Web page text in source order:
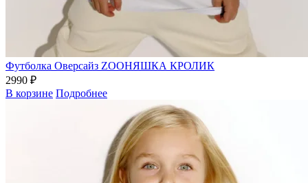
Футболка Оверсайз ZOOНЯШКА КРОЛИК
2990 ₽
В корзине Подробнее